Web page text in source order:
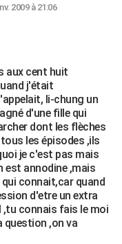
2009 à 21:06
aux cent huit
j'était
li-chung un
d'une fille qui
dont les flèches
les épisodes ,ils
je c'est pas mais
est annodine ,mais
connait,car quand
d'etre un extra
,tu connais fais le moi
question ,on va